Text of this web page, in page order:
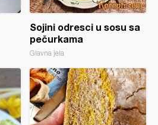
Sojini odresci u sosu sa
pečurkama
Glavna jela